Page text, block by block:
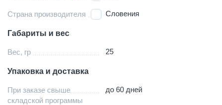
Страна производителя Словения
Габариты и вес
Вес, гр 25
Упаковка и доставка
При заказе свыше
складской программы
до 60 дней